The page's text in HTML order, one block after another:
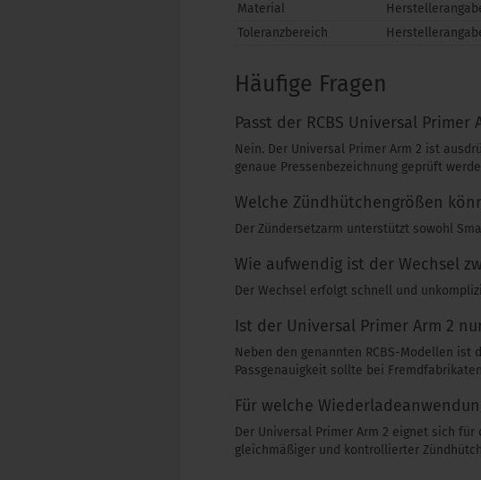
Material
Toleranzbereich
Häufige Fragen
Passt der RCBS Universal Primer
Nein. Der Universal Primer Arm 2 ist
genaue Pressenbezeichnung geprüft
Welche Zündhütchengrößen
Der Zündersetzarm unterstützt sowohl
Wie aufwendig ist der Wechsel
Der Wechsel erfolgt schnell und
Ist der Universal Primer Arm 2
Neben den genannten RCBS-Modellen
Passgenauigkeit sollte bei
Für welche
Der Universal Primer Arm 2 eignet sich
gleichmäßiger und kontrollierter